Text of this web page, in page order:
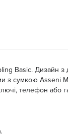
Basic. Дизайн
з сумкою
телефон